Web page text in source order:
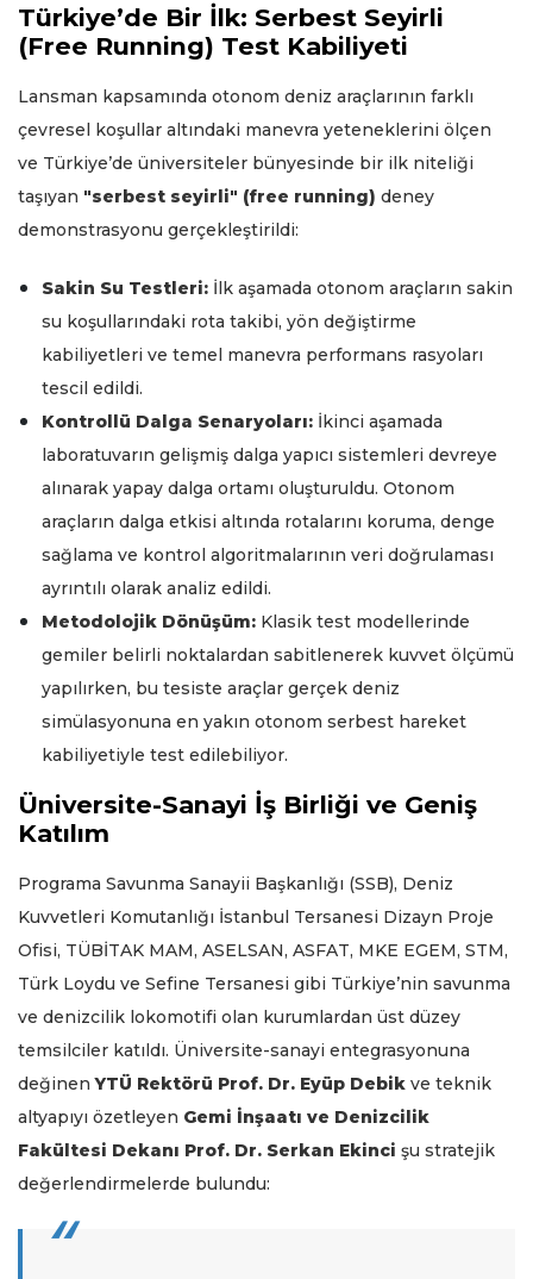
Türkiye’de Bir İlk: Serbest Seyirli
(Free Running) Test Kabiliyeti
Lansman kapsamında otonom deniz araçlarının farklı
çevresel koşullar altındaki manevra yeteneklerini ölçen
ve Türkiye’de üniversiteler bünyesinde bir ilk niteliği
taşıyan "serbest seyirli" (free running) deney
demonstrasyonu gerçekleştirildi:
Sakin Su Testleri: İlk aşamada otonom araçların sakin
su koşullarındaki rota takibi, yön değiştirme
kabiliyetleri ve temel manevra performans rasyoları
tescil edildi.
Kontrollü Dalga Senaryoları: İkinci aşamada
laboratuvarın gelişmiş dalga yapıcı sistemleri devreye
alınarak yapay dalga ortamı oluşturuldu. Otonom
araçların dalga etkisi altında rotalarını koruma, denge
sağlama ve kontrol algoritmalarının veri doğrulaması
ayrıntılı olarak analiz edildi.
Metodolojik Dönüşüm: Klasik test modellerinde
gemiler belirli noktalardan sabitlenerek kuvvet ölçümü
yapılırken, bu tesiste araçlar gerçek deniz
simülasyonuna en yakın otonom serbest hareket
kabiliyetiyle test edilebiliyor.
Üniversite-Sanayi İş Birliği ve Geniş
Katılım
Programa Savunma Sanayii Başkanlığı (SSB), Deniz
Kuvvetleri Komutanlığı İstanbul Tersanesi Dizayn Proje
Ofisi, TÜBİTAK MAM, ASELSAN, ASFAT, MKE EGEM, STM,
Türk Loydu ve Sefine Tersanesi gibi Türkiye’nin savunma
ve denizcilik lokomotifi olan kurumlardan üst düzey
temsilciler katıldı. Üniversite-sanayi entegrasyonuna
değinenYTÜ Rektörü Prof. Dr. Eyüp Debik ve teknik
altyapıyı özetleyen Gemi İnşaatı ve Denizcilik
Fakültesi Dekanı Prof. Dr. Serkan Ekinci şu stratejik
değerlendirmelerde bulundu: